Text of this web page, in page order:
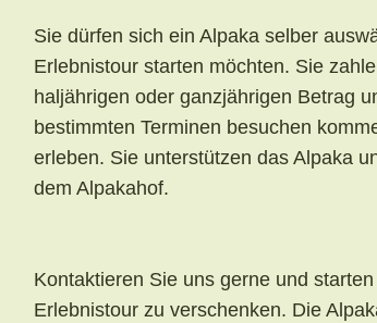
Sie dürfen sich ein Alpaka selber
Erlebnistour starten möchten. Sie
haljährigen oder ganzjährigen Betrag
bestimmten Terminen besuchen
erleben. Sie unterstützen das Alpaka
dem Alpakahof.
Kontaktieren Sie uns gerne und
Erlebnistour zu verschenken. Die